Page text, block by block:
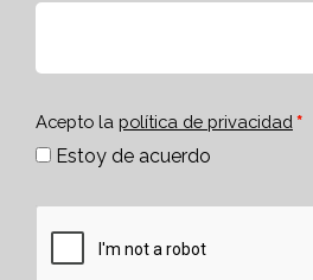
Acepto la política de privacidad
Estoy de acuerdo